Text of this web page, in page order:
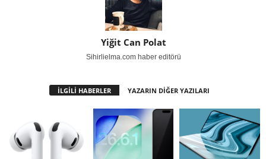
Yiğit Can Polat
Sihirlielma.com haber editörü
İLGİLİ HABERLER YAZARIN DİĞER YAZILARI